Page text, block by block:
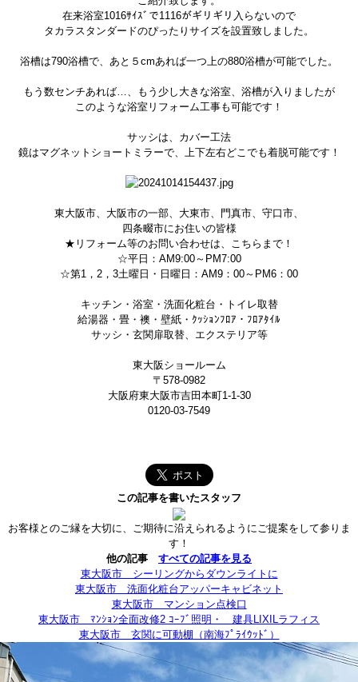
在来浴室1016ｻｲｽﾞで1116がギリギリ入らないので
タカラスタンダードのぴったりサイズを設置致しました。
浴槽は790浴槽で、あと５cmあれば一つ上の880浴槽が可能でした。
もう数センチあれば…、もう少し大きな浴室、浴槽が入りましたが
このような浴室リフォーム工事も可能です！
サッシは、カバー工法
鏡はマグネットショートミラーで、上下左右どこでも着脱可能です！
東大阪市、大阪市の一部、大東市、門真市、守口市、
四条畷市にお住いの皆様
★リフォーム等のお問い合わせは、こちらまで！
☆平日：AM9:00～PM7:00
☆第1，2，3土曜日・日曜日：AM9：00～PM6：00
キッチン・浴室・洗面化粧台・トイレ取替
給湯器・畳・襖・壁紙・ｸｯｼｮﾝﾌﾛｱ・ﾌﾛｱﾀｲﾙ
サッシ・玄関扉取替、エクステリア等
東大阪ショールーム
〒578-0982
大阪府東大阪市吉田本町1-1-30
0120-03-7549
この記事を書いたスタッフ
お客様とのご縁を大切に、ご期待に沿えられるようにご提案をして参りま
す！
他の記事 すべての記事を見る
東大阪市 シーリングからダウンライトに
東大阪市 洗面化粧台アッパーキャビネット
東大阪市 マンション点検口
東大阪市 ﾏﾝｼｮﾝ全面改修2 ｺｰﾌﾞ照明・ 建具LIXILラフィス
東大阪市 玄関に可動棚（南海ﾌﾟﾗｲｳｯﾄﾞ）